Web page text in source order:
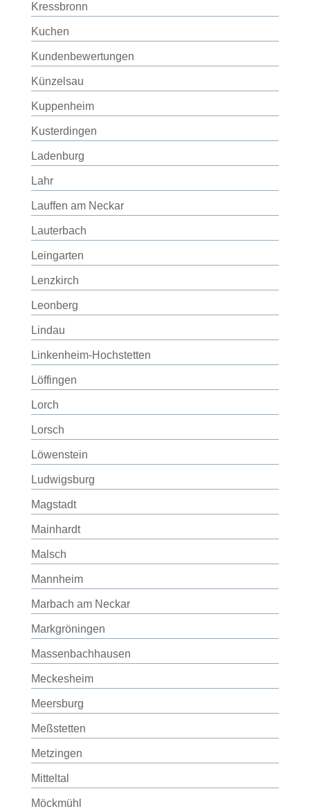
Kressbronn
Kuchen
Kundenbewertungen
Künzelsau
Kuppenheim
Kusterdingen
Ladenburg
Lahr
Lauffen am Neckar
Lauterbach
Leingarten
Lenzkirch
Leonberg
Lindau
Linkenheim-Hochstetten
Löffingen
Lorch
Lorsch
Löwenstein
Ludwigsburg
Magstadt
Mainhardt
Malsch
Mannheim
Marbach am Neckar
Markgröningen
Massenbachhausen
Meckesheim
Meersburg
Meßstetten
Metzingen
Mitteltal
Möckmühl